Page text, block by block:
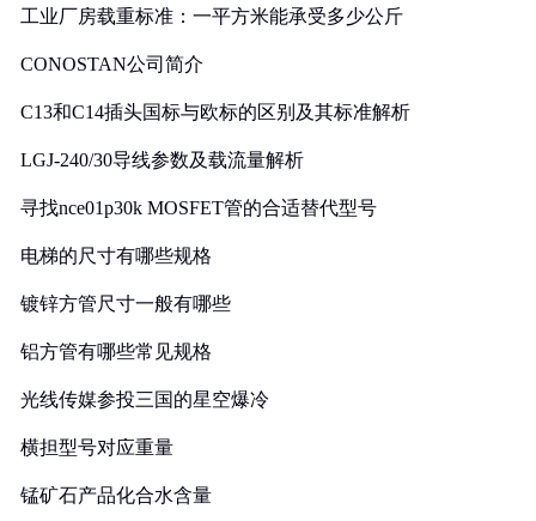
工业厂房载重标准：一平方米能承受多少公斤
CONOSTAN公司简介
C13和C14插头国标与欧标的区别及其标准解析
LGJ-240/30导线参数及载流量解析
寻找nce01p30k MOSFET管的合适替代型号
电梯的尺寸有哪些规格
镀锌方管尺寸一般有哪些
铝方管有哪些常见规格
光线传媒参投三国的星空爆冷
横担型号对应重量
锰矿石产品化合水含量